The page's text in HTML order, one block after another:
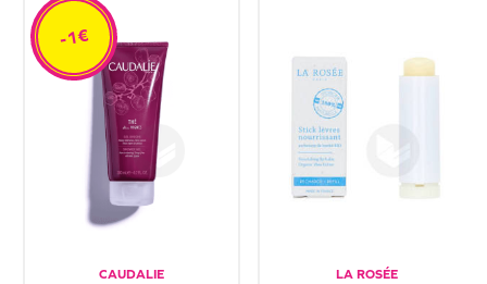
CAUDALIE
-1€
LA ROSÉE